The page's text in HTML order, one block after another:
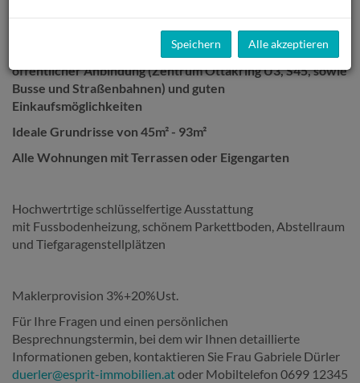
Beschreibung
15 freifinanzierte Neubauwohnungen, mit hervorragender
öffentlicher Anbindung (Zentrum Ottakring U3, S45, sowie
Busse und Straßenbahnen) und guten
Einkaufsmöglichkeiten
Ideale Grundrisse von 45m² - 93m²
Alle Wohnungen mit Terrassen oder Eigengarten
Hochwertrtige schlüsselfertige Ausstattung
mit Fussbodenheizung, schönem Parkettboden, Abstellraum
und Tiefgaragenstellplätzen
Maklerprovision 3%+20%Ust.
Für Ihre Fragen und einen persönlichen
Besprechnungstermin, bei dem wir Ihnen detaillierte
Informationen geben, kontaktieren Sie Frau Gabriele Dürler
duerler@esprit-immobilien.atoder Mobiltelefon 0699 12345
Speichern Alle akzeptieren